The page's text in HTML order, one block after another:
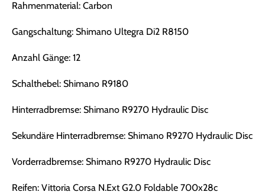
Rahmenmaterial: Carbon
Gangschaltung: Shimano Ultegra Di2 R8150
Anzahl Gänge: 12
Schalthebel: Shimano R9180
Hinterradbremse: Shimano R9270 Hydraulic Disc
Sekundäre Hinterradbremse: Shimano R9270 Hydraulic Disc
Vorderradbremse: Shimano R9270 Hydraulic Disc
Reifen: Vittoria Corsa N.Ext G2.0 Foldable 700x28c